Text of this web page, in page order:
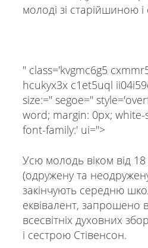
'' class='kvgmc6g5
hcukyx3x c1et5uql
size:='' segoe=''
word; margin: 0px;
font-family:' ui=''>
Усю молодь віком від 18
(одружену та
закінчують середню
еквівалент, запрошено
всесвітніх духовних
і сестрою Стівенсон.